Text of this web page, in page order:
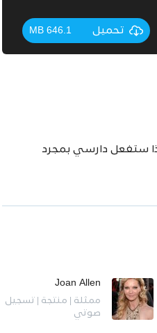
تحميل 646.1 MB
ماذا ستفعل دارسي بمجرد
Joan Allen
ممثلة | منتجة | تسجيل
صوتي